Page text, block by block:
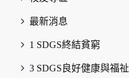
最新消息
1 SDGS終結貧窮
3 SDGS良好健康與福祉